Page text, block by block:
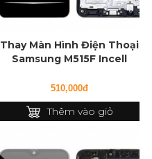
Thay Màn Hình Điện Thoại
Samsung M515F Incell
510,000đ
Thêm vào giỏ